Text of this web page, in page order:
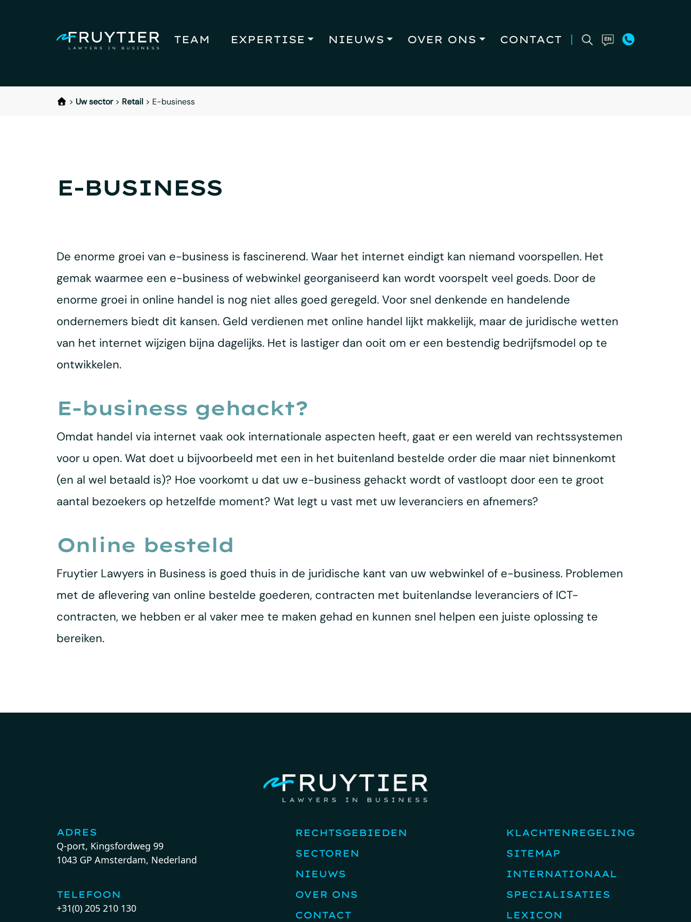
TEAM EXPERTISE NIEUWS OVER ONS CONTACT
> Uw sector> Retail> E-business
E-BUSINESS
De enorme groei van e-business is fascinerend. Waar het internet eindigt kan niemand voorspellen. Het
gemak waarmee een e-business of webwinkel georganiseerd kan wordt voorspelt veel goeds. Door de
enorme groei in online handel is nog niet alles goed geregeld. Voor snel denkende en handelende
ondernemers biedt dit kansen. Geld verdienen met online handel lijkt makkelijk, maar de juridische wetten
van het internet wijzigen bijna dagelijks. Het is lastiger dan ooit om er een bestendig bedrijfsmodel op te
ontwikkelen.
E-business gehackt?
Omdat handel via internet vaak ook internationale aspecten heeft, gaat er een wereld van rechtssystemen
voor u open. Wat doet u bijvoorbeeld met een in het buitenland bestelde order die maar niet binnenkomt
(en al wel betaald is)? Hoe voorkomt u dat uw e-business gehackt wordt of vastloopt door een te groot
aantal bezoekers op hetzelfde moment? Wat legt u vast met uw leveranciers en afnemers?
Online besteld
Fruytier Lawyers in Business is goed thuis in de juridische kant van uw webwinkel of e-business. Problemen
met de aflevering van online bestelde goederen, contracten met buitenlandse leveranciers of ICT-
contracten, we hebben er al vaker mee te maken gehad en kunnen snel helpen een juiste oplossing te
bereiken.
ADRES
Q-port, Kingsfordweg 99
1043 GP Amsterdam, Nederland
TELEFOON
+31(0) 205 210 130
RECHTSGEBIEDEN
SECTOREN
NIEUWS
OVER ONS
CONTACT
KLACHTENREGELING
SITEMAP
INTERNATIONAAL
SPECIALISATIES
LEXICON